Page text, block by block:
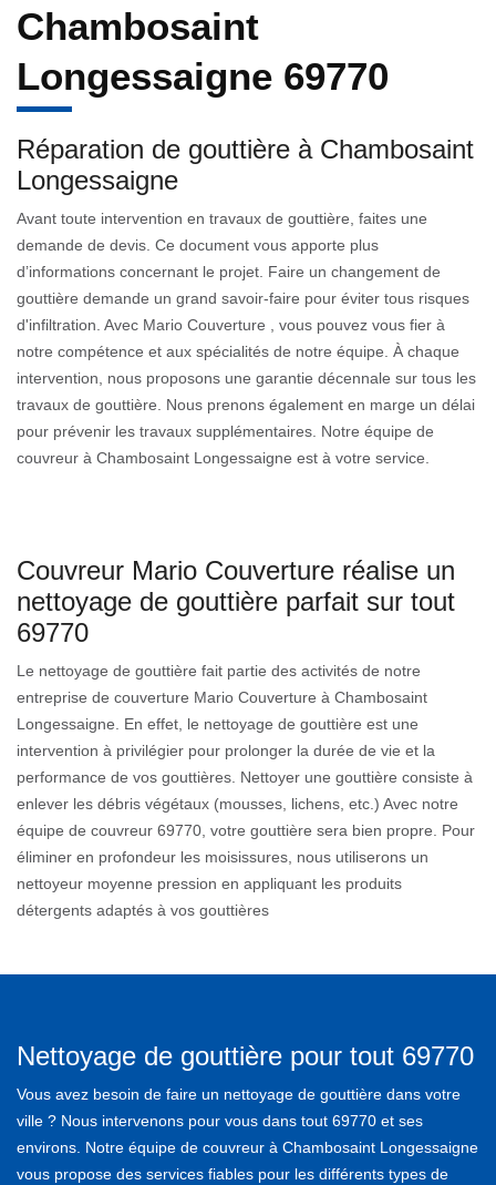
Chambosaint
Longessaigne 69770
Réparation de gouttière à Chambosaint
Longessaigne
Avant toute intervention en travaux de gouttière, faites une
demande de devis. Ce document vous apporte plus
d’informations concernant le projet. Faire un changement de
gouttière demande un grand savoir-faire pour éviter tous risques
d'infiltration. Avec Mario Couverture , vous pouvez vous fier à
notre compétence et aux spécialités de notre équipe. À chaque
intervention, nous proposons une garantie décennale sur tous les
travaux de gouttière. Nous prenons également en marge un délai
pour prévenir les travaux supplémentaires. Notre équipe de
couvreur à Chambosaint Longessaigne est à votre service.
Couvreur Mario Couverture réalise un
nettoyage de gouttière parfait sur tout
69770
Le nettoyage de gouttière fait partie des activités de notre
entreprise de couverture Mario Couverture à Chambosaint
Longessaigne. En effet, le nettoyage de gouttière est une
intervention à privilégier pour prolonger la durée de vie et la
performance de vos gouttières. Nettoyer une gouttière consiste à
enlever les débris végétaux (mousses, lichens, etc.) Avec notre
équipe de couvreur 69770, votre gouttière sera bien propre. Pour
éliminer en profondeur les moisissures, nous utiliserons un
nettoyeur moyenne pression en appliquant les produits
détergents adaptés à vos gouttières
Nettoyage de gouttière pour tout 69770
Vous avez besoin de faire un nettoyage de gouttière dans votre
ville ? Nous intervenons pour vous dans tout 69770 et ses
environs. Notre équipe de couvreur à Chambosaint Longessaigne
vous propose des services fiables pour les différents types de